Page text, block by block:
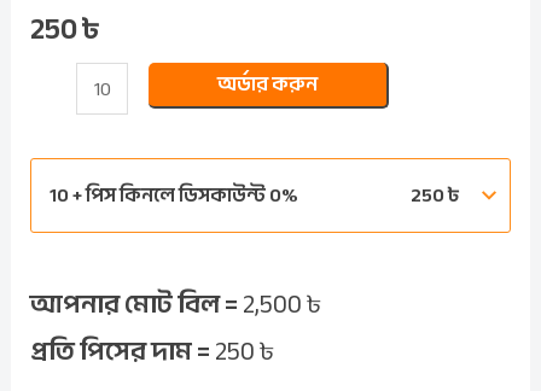
250৳
অর্ডার করুন
10 + পিস কিনলে ডিসকাউন্ট 0% 250৳
আপনার মোট বিল =2,500৳
প্রতি পিসের দাম =250৳